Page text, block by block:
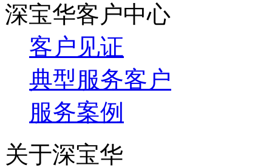
深宝华客户中心
客户见证
典型服务客户
服务案例
关于深宝华